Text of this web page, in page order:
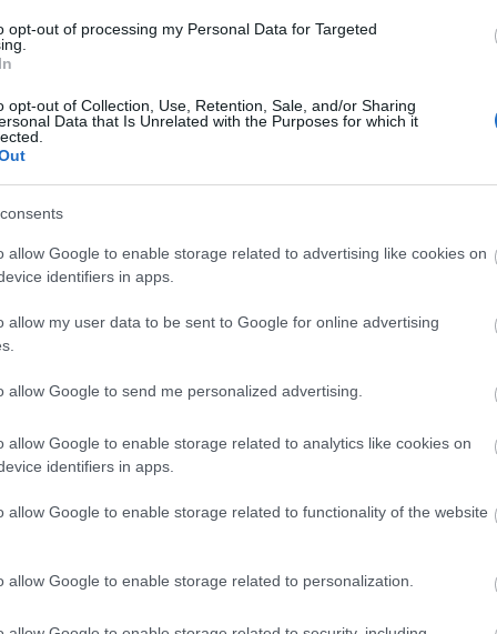
opt-out of processing my Personal Data for Targeted
opt-out of Collection, Use, Retention, Sale, and/or Sharing
Data that Is Unrelated with the Purposes for which it
allow Google to enable storage related to advertising like cookies on
identifiers in apps.
allow my user data to be sent to Google for online advertising
allow Google to send me personalized advertising.
allow Google to enable storage related to analytics like cookies on
identifiers in apps.
allow Google to enable storage related to functionality of the website
allow Google to enable storage related to personalization.
és tumorok előfordulása 2000-re 3-5 eset/100
100 betegévről. A kísérő fertőzések száma is
20/mm
hatékony, korszerű, kombinált anti-retrovirális
mellékhatás ellenére is alapjaiban változtatta
javította az életkilátásokat. Az elmúlt tíz
és késői mellékhatással rendelkező gyógyszerek
egy jól kontrollálható, krónikus állapottá
korábban gyógyíthatatlan opportunista fertőzések
microsporidiosis, cryptosporidiosis)
előfordult. Jó hír, hogy az utóbbi években 5-6
olyan HIV-pozitív édesanyáktól, akik HAART
daganatok (Kaposi sarcoma, egyes non-
teljes regresszió is kialakulhat. Az AIDS
(Pneumocystis jiroveci pneumonia,
ellenes fenntartó kezelés) az anti-retroviralis
200/mm
fölé emelkedésével párhuzamosan
csak azoknál fordul elő, akik nem tudtak
folyamatos károsodása miatt jelentkezik
a gyógyszeres kezelés különböző okokból
gyógyszer kombináció, primer rezisztencia) nem
(eleve rezisztens vírussal történik meg